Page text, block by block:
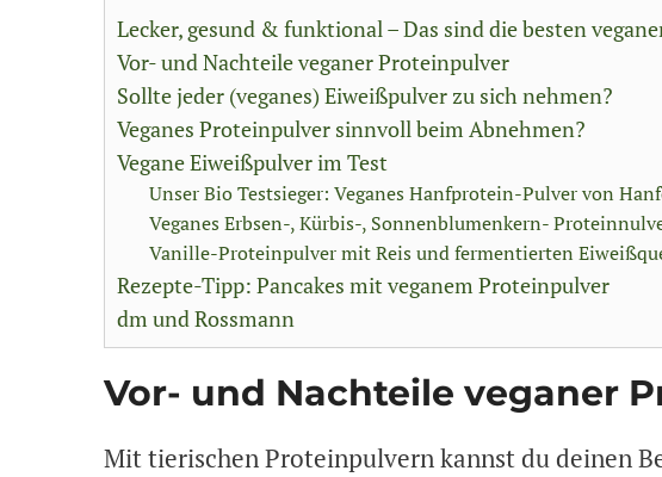
Lecker, gesund & funktional – Das sind die besten
Vor- und Nachteile veganer Proteinpulver
Sollte jeder (veganes) Eiweißpulver zu sich nehmen?
Veganes Proteinpulver sinnvoll beim Abnehmen?
Vegane Eiweißpulver im Test
Unser Bio Testsieger: Veganes Hanfprotein-Pulver von
Veganes Erbsen-, Kürbis-, Sonnenblumenkern-
Vanille-Proteinpulver mit Reis und fermentierten
Rezepte-Tipp: Pancakes mit veganem Proteinpulver
dm und Rossmann
Vor- und Nachteile veganer
Mit tierischen Proteinpulvern kannst du deinen